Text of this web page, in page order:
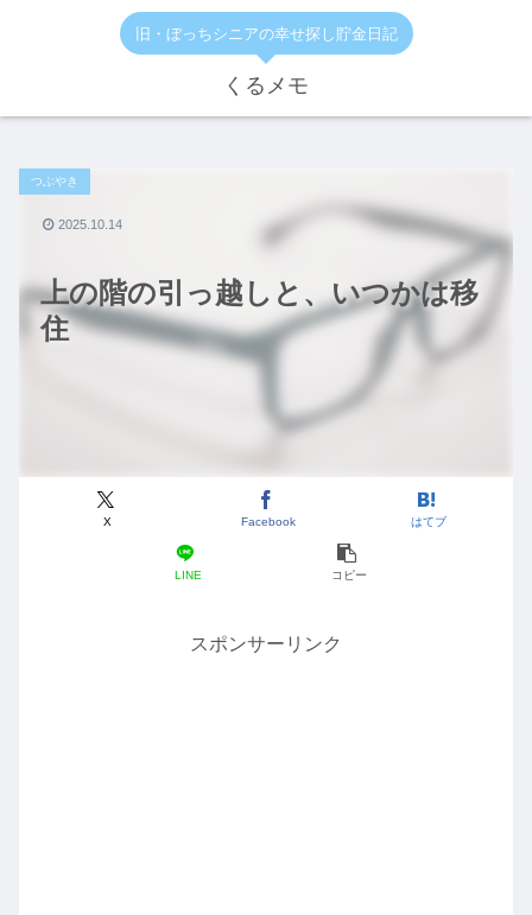
旧・ぼっちシニアの幸せ探し貯金日記
くるメモ
上の階の引っ越しと、いつかは移
住
つぶやき
X Facebook はてブ
LINE コピー
2025.10.14
スポンサーリンク